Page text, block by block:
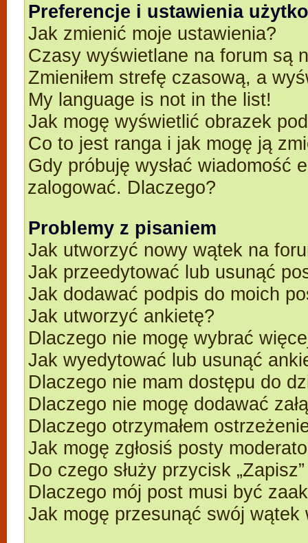
Preferencje i ustawienia
Jak zmienić moje ustawienia?
Czasy wyświetlane na forum są
Zmieniłem strefę czasową, a
My language is not in the list!
Jak mogę wyświetlić obrazek
Co to jest ranga i jak mogę ją
Gdy próbuję wysłać wiadomość
zalogować. Dlaczego?
Problemy z pisaniem
Jak utworzyć nowy wątek na
Jak przeedytować lub usunąć
Jak dodawać podpis do moich
Jak utworzyć ankietę?
Dlaczego nie mogę wybrać
Jak wyedytować lub usunąć
Dlaczego nie mam dostępu do
Dlaczego nie mogę dodawać
Dlaczego otrzymałem
Jak mogę zgłosiś posty
Do czego służy przycisk
Dlaczego mój post musi być
Jak mogę przesunąć swój wątek